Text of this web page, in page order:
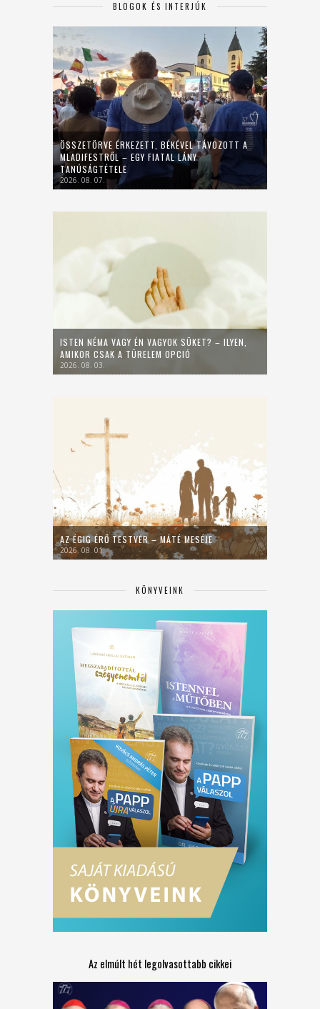
BLOGOK ÉS INTERJÚK
ÖSSZETÖRVE ÉRKEZETT, BÉKÉVEL TÁVOZOTT A
MLADIFESTRŐL – EGY FIATAL LÁNY
TANÚSÁGTÉTELE
2026. 08. 07.
ISTEN NÉMA VAGY ÉN VAGYOK SÜKET? – ILYEN,
AMIKOR CSAK A TÜRELEM OPCIÓ
2026. 08. 03.
AZ ÉGIG ÉRŐ TESTVÉR – MÁTÉ MESÉJE
2026. 08. 01.
KÖNYVEINK
Az elmúlt hét legolvasottabb cikkei